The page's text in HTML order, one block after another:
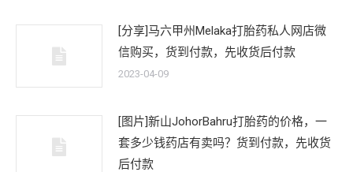
[分享]马六甲州Melaka打胎药私人网店微
信购买，货到付款，先收货后付款
2023-04-09
[图片]新山JohorBahru打胎药的价格，一
套多少钱药店有卖吗？货到付款，先收货
后付款